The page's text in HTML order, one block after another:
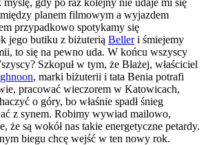
gdy po raz kolejny nie udaje mi się
planem filmowym a wyjazdem
przypadkowo spotykamy się
jego butiku z biżuterią Belleri śmiejemy
to się na pewno uda. W końcu wszyscy
Szkopuł w tym, że Błażej, właściciel
, marki biżuterii i tata Benia potrafi
pracować wieczorem w Katowicach,
o góry, bo właśnie spadł śnieg
z synem. Robimy wywiad mailowo,
że są wokół nas takie energetyczne petardy.
biegu chcę wejść w ten nowy rok.